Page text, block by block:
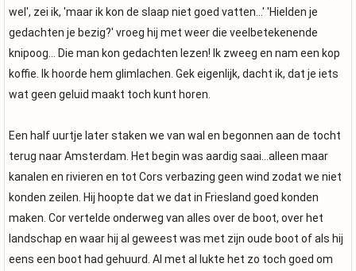
wel', zei ik, 'maar ik kon de slaap niet goed vatten...' 'Hielden je
gedachten je bezig?' vroeg hij met weer die veelbetekenende
knipoog... Die man kon gedachten lezen! Ik zweeg en nam een kop
koffie. Ik hoorde hem glimlachen. Gek eigenlijk, dacht ik, dat je iets
wat geen geluid maakt toch kunt horen.
Een half uurtje later staken we van wal en begonnen aan de tocht
terug naar Amsterdam. Het begin was aardig saai...alleen maar
kanalen en rivieren en tot Cors verbazing geen wind zodat we niet
konden zeilen. Hij hoopte dat we dat in Friesland goed konden
maken. Cor vertelde onderweg van alles over de boot, over het
landschap en waar hij al geweest was met zijn oude boot of als hij
eens een boot had gehuurd. Al met al lukte het zo toch goed om